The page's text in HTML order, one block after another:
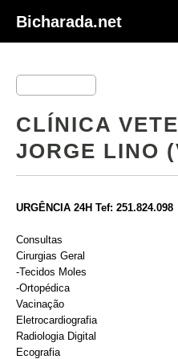
Bicharada.net
CLÍNICA
JORGE LINO
URGÊNCIA 24H Tef: 251.824.098
Consultas
Cirurgias Geral
-Tecidos Moles
-Ortopédica
Vacinação
Eletrocardiografia
Radiologia Digital
Ecografia